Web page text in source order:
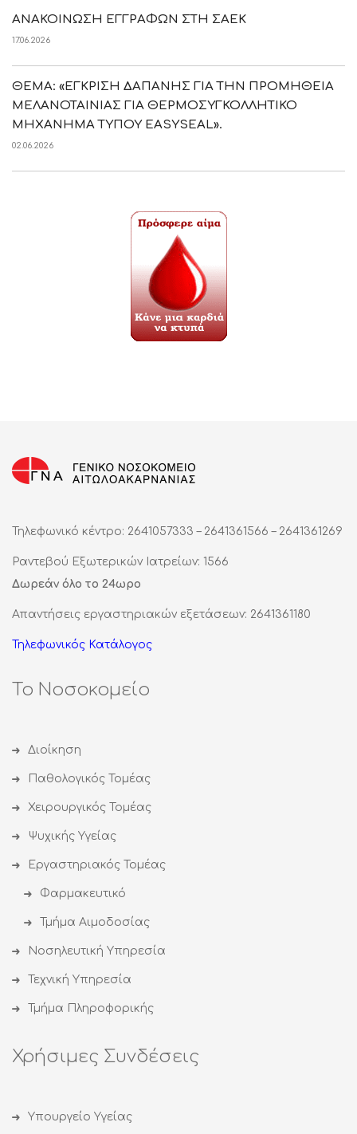
ΑΝΑΚΟΙΝΩΣΗ ΕΓΓΡΑΦΩΝ ΣΤΗ ΣΑΕΚ
17.06.2026
ΘΕΜΑ: «ΕΓΚΡΙΣΗ ΔΑΠΑΝΗΣ ΓΙΑ ΤΗΝ ΠΡΟΜΗΘΕΙΑ
ΜΕΛΑΝΟΤΑΙΝΙΑΣ ΓΙΑ ΘΕΡΜΟΣΥΓΚΟΛΛΗΤΙΚΟ
ΜΗΧΑΝΗΜΑ ΤΥΠΟΥ EASYSEAL».
02.06.2026
Τηλεφωνικό κέντρο: 2641057333 – 2641361566 – 2641361269
Ραντεβού Εξωτερικών Ιατρείων: 1566
Δωρεάν όλο το 24ωρο
Απαντήσεις εργαστηριακών εξετάσεων: 2641361180
Τηλεφωνικός Κατάλογος
Το Νοσοκομείο
Διοίκηση
Παθολογικός Τομέας
Χειρουργικός Τομέας
Ψυχικής Υγείας
Εργαστηριακός Τομέας
Φαρμακευτικό
Τμήμα Αιμοδοσίας
Νοσηλευτική Υπηρεσία
Τεχνική Υπηρεσία
Τμήμα Πληροφορικής
Χρήσιμες Συνδέσεις
Υπουργείο Υγείας